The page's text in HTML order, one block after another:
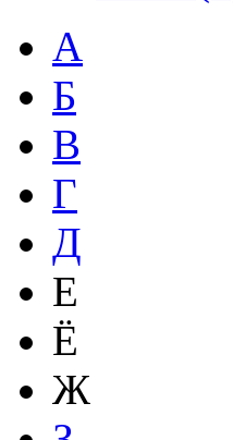
А
Б
В
Г
Д
Е
Ё
Ж